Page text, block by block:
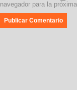
navegador para la